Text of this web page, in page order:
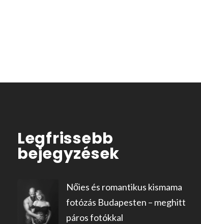
Legfrissebb
bejegyzések
Nőies és romantikus kismama
fotózás Budapesten – meghitt
páros fotókkal